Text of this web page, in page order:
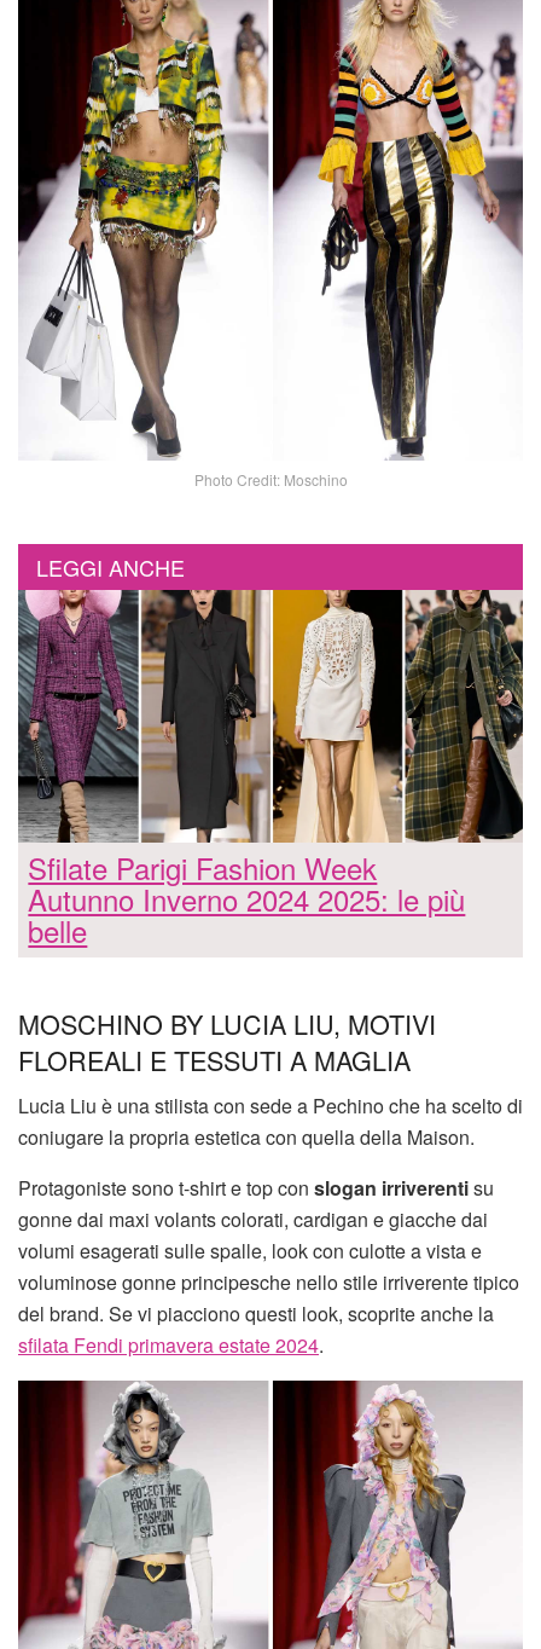
Photo Credit: Moschino
LEGGI ANCHE
Sfilate Parigi Fashion Week
Autunno Inverno 2024 2025: le più
belle
MOSCHINO BY LUCIA LIU, MOTIVI
FLOREALI E TESSUTI A MAGLIA
Lucia Liu è una stilista con sede a Pechino che ha scelto di
coniugare la propria estetica con quella della Maison.
Protagoniste sono t-shirt e top con slogan irriverentisu
gonne dai maxi volants colorati, cardigan e giacche dai
volumi esagerati sulle spalle, look con culotte a vista e
voluminose gonne principesche nello stile irriverente tipico
del brand. Se vi piacciono questi look, scoprite anche la
sfilata Fendi primavera estate 2024.